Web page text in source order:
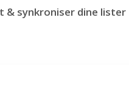
& synkroniser dine lister